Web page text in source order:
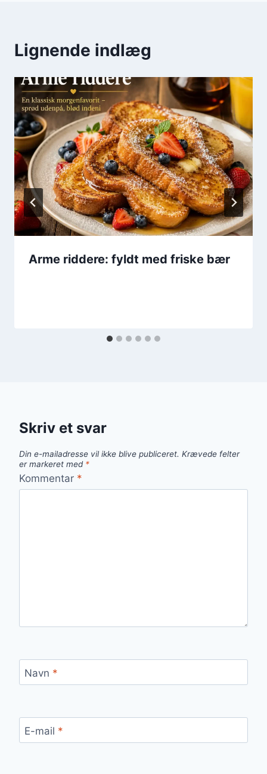
Lignende indlæg
Arme riddere: fyldt med friske bær
Skriv et svar
Din e-mailadresse vil ikke blive publiceret. Krævede felter
er markeret med *
Kommentar *
Navn *
E-mail *